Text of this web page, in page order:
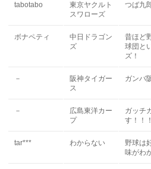
tabotabo
東京ヤクルト
スワローズ
つば九
ボナペティ
中日ドラゴン
ズ
昔ほど
球団と
ズ！
－
阪神タイガー
ス
ガンバ
－
広島東洋カー
プ
ガッチ
す！！
tar*** わからない
野球は
味がわ